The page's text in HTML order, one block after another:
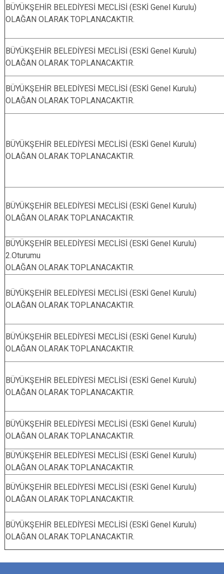
BÜYÜKŞEHİR BELEDİYESİ MECLİSİ (ESKİ Genel Kurulu)
OLAĞAN OLARAK TOPLANACAKTIR.
BÜYÜKŞEHİR BELEDİYESİ MECLİSİ (ESKİ Genel Kurulu)
OLAĞAN OLARAK TOPLANACAKTIR.
BÜYÜKŞEHİR BELEDİYESİ MECLİSİ (ESKİ Genel Kurulu)
OLAĞAN OLARAK TOPLANACAKTIR.
BÜYÜKŞEHİR BELEDİYESİ MECLİSİ (ESKİ Genel Kurulu)
OLAĞAN OLARAK TOPLANACAKTIR.
BÜYÜKŞEHİR BELEDİYESİ MECLİSİ (ESKİ Genel Kurulu)
OLAĞAN OLARAK TOPLANACAKTIR.
BÜYÜKŞEHİR BELEDİYESİ MECLİSİ (ESKİ Genel Kurulu)
2.Oturumu
OLAĞAN OLARAK TOPLANACAKTIR.
BÜYÜKŞEHİR BELEDİYESİ MECLİSİ (ESKİ Genel Kurulu)
OLAĞAN OLARAK TOPLANACAKTIR.
BÜYÜKŞEHİR BELEDİYESİ MECLİSİ (ESKİ Genel Kurulu)
OLAĞAN OLARAK TOPLANACAKTIR.
BÜYÜKŞEHİR BELEDİYESİ MECLİSİ (ESKİ Genel Kurulu)
OLAĞAN OLARAK TOPLANACAKTIR.
BÜYÜKŞEHİR BELEDİYESİ MECLİSİ (ESKİ Genel Kurulu)
OLAĞAN OLARAK TOPLANACAKTIR.
BÜYÜKŞEHİR BELEDİYESİ MECLİSİ (ESKİ Genel Kurulu)
OLAĞAN OLARAK TOPLANACAKTIR.
BÜYÜKŞEHİR BELEDİYESİ MECLİSİ (ESKİ Genel Kurulu)
OLAĞAN OLARAK TOPLANACAKTIR.
BÜYÜKŞEHİR BELEDİYESİ MECLİSİ (ESKİ Genel Kurulu)
OLAĞAN OLARAK TOPLANACAKTIR.